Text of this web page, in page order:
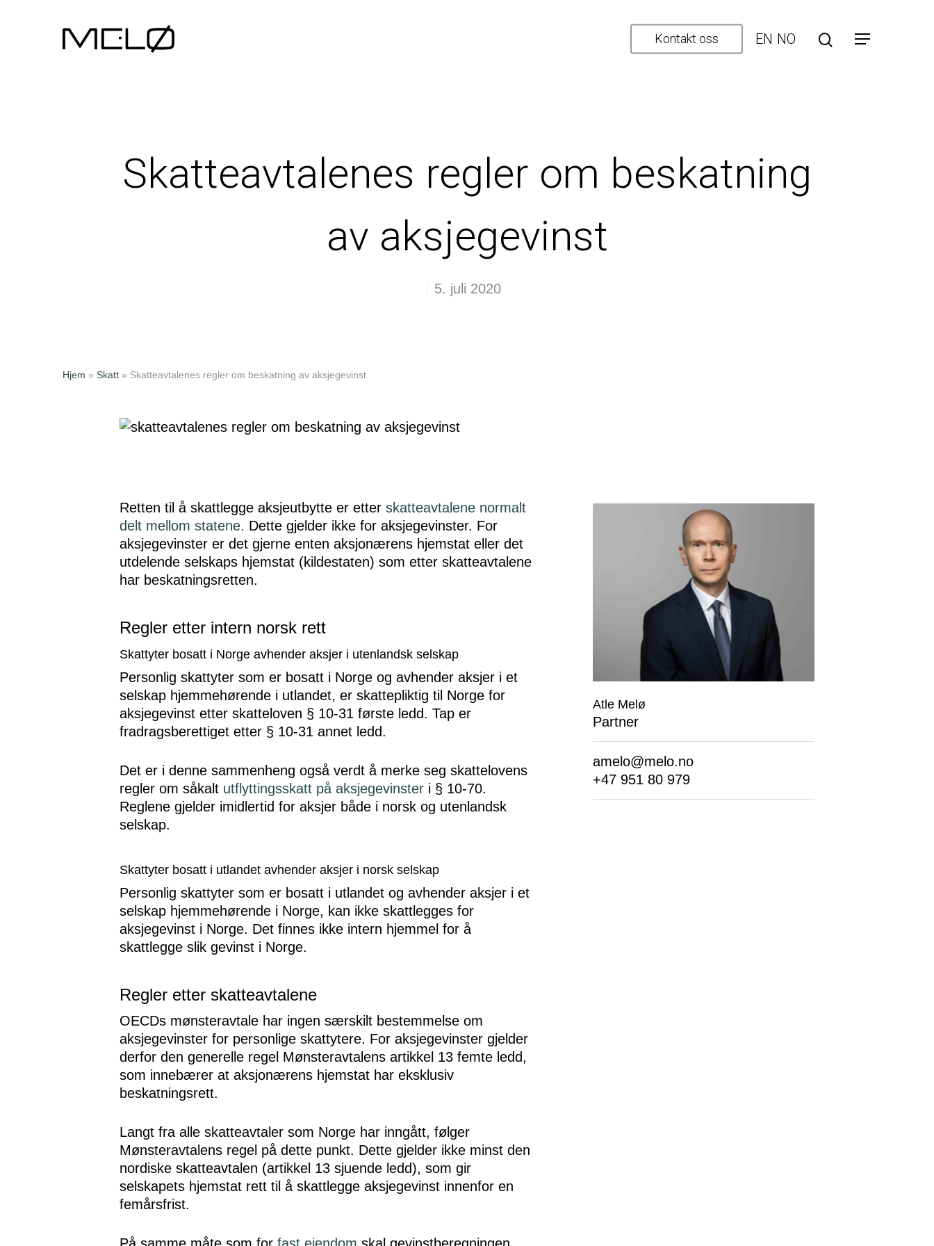
Trykk enter for å søke eller ESC for å lukke
Kontakt oss EN NO
Skatteavtalenes regler om beskatning
av aksjegevinst
5. juli 2020
Hjem » Skatt » Skatteavtalenes regler om beskatning av aksjegevinst
Retten til å skattlegge aksjeutbytte er etter skatteavtalene normalt
delt mellom statene. Dette gjelder ikke for aksjegevinster. For
aksjegevinster er det gjerne enten aksjonærens hjemstat eller det
utdelende selskaps hjemstat (kildestaten) som etter skatteavtalene
har beskatningsretten.
Regler etter intern norsk rett
Skattyter bosatt i Norge avhender aksjer i utenlandsk selskap
Personlig skattyter som er bosatt i Norge og avhender aksjer i et
selskap hjemmehørende i utlandet, er skattepliktig til Norge for
aksjegevinst etter skatteloven § 10-31 første ledd. Tap er
fradragsberettiget etter § 10-31 annet ledd.
Det er i denne sammenheng også verdt å merke seg skattelovens
regler om såkalt utflyttingsskatt på aksjegevinster i § 10-70.
Reglene gjelder imidlertid for aksjer både i norsk og utenlandsk
selskap.
Skattyter bosatt i utlandet avhender aksjer i norsk selskap
Personlig skattyter som er bosatt i utlandet og avhender aksjer i et
selskap hjemmehørende i Norge, kan ikke skattlegges for
aksjegevinst i Norge. Det finnes ikke intern hjemmel for å
skattlegge slik gevinst i Norge.
Regler etter skatteavtalene
OECDs mønsteravtale har ingen særskilt bestemmelse om
aksjegevinster for personlige skattytere. For aksjegevinster gjelder
derfor den generelle regel Mønsteravtalens artikkel 13 femte ledd,
som innebærer at aksjonærens hjemstat har eksklusiv
beskatningsrett.
Langt fra alle skatteavtaler som Norge har inngått, følger
Mønsteravtalens regel på dette punkt. Dette gjelder ikke minst den
nordiske skatteavtalen (artikkel 13 sjuende ledd), som gir
selskapets hjemstat rett til å skattlegge aksjegevinst innenfor en
femårsfrist.
Atle Melø
Partner
amelo@melo.no
+47 951 80 979